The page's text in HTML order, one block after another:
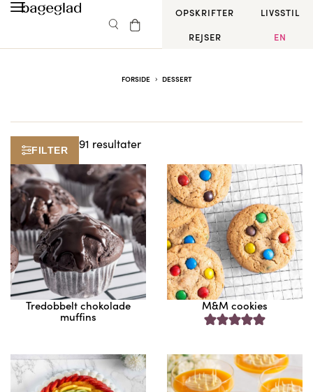
OPSKRIFTER
LIVSSTIL
REJSER
EN
FORSIDE DESSERT
FILTER 91 resultater
Tredobbelt chokolade
muffins
M&M cookies